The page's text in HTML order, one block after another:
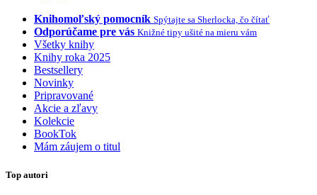
Knihomoľský pomocník Spýtajte sa Sherlocka, čo čítať
Odporúčame pre vás Knižné tipy ušité na mieru vám
Všetky knihy
Knihy roka 2025
Bestsellery
Novinky
Pripravované
Akcie a zľavy
Kolekcie
BookTok
Mám záujem o titul
Top autori